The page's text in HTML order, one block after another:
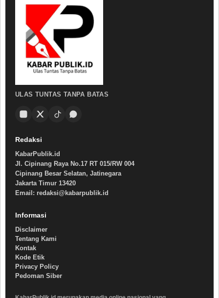
ULAS TUNTAS TANPA BATAS
Redaksi
KabarPublik.id
Jl. Cipinang Raya No.17 RT 015/RW 004
Cipinang Besar Selatan, Jatinegara
Jakarta Timur 13420
Email: redaksi@kabarpublik.id
Informasi
Disclaimer
Tentang Kami
Kontak
Kode Etik
Privacy Policy
Pedoman Siber